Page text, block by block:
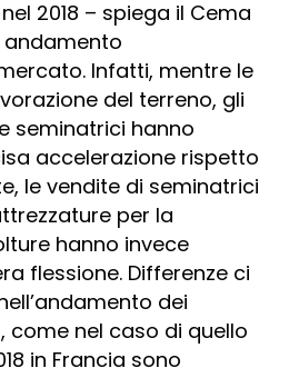
2018 – spiega il Cema
Infatti, mentre le
del terreno, gli
seminatrici hanno
accelerazione rispetto
le vendite di seminatrici
per la
hanno invece
flessione. Differenze ci
dei
come nel caso di quello
in Francia sono